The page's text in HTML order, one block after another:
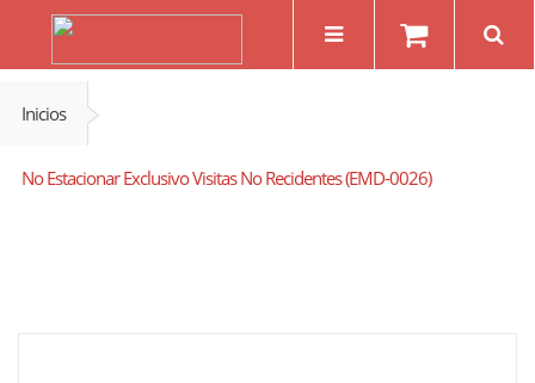
Inicios
No Estacionar Exclusivo Visitas No Recidentes (EMD-0026)